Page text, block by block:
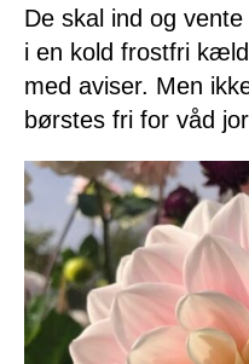
De skal ind og
i en kold frostfri
med aviser. Men
børstes fri for våd